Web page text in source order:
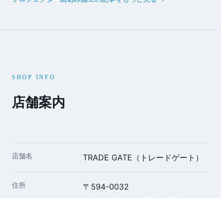
SHOP INFO
店舗案内
店舗名 TRADE GATE（トレードゲート）
住所
〒594-0032